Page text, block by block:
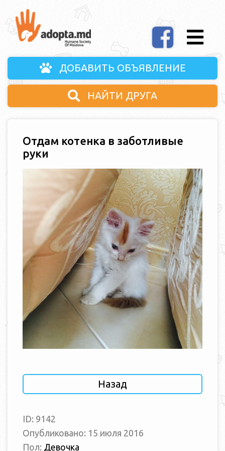
ДОБАВИТЬ ОБЪЯВЛЕНИЕ
НАЙТИ ДРУГА
Отдам котенка в заботливые
руки
Назад
ID: 9142
Опубликовано: 15 июля 2016
Пол: Девочка